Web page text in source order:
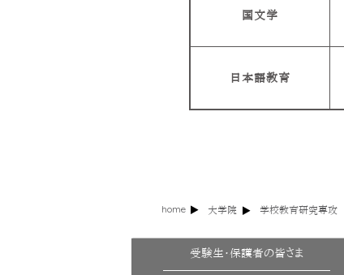
国文学
日本語教育
home 大学院 学校教育研究専攻
受験生・保護者の皆さま